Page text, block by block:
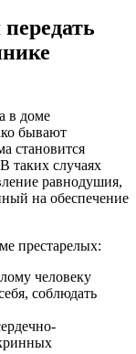
в доме
бывают
становится
таких случаях
равнодушия,
на обеспечение
престарелых:
человеку
соблюдать